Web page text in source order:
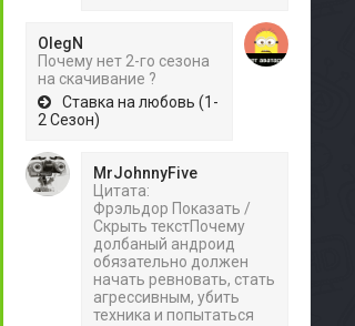
OlegN
Почему нет 2-го сезона
на скачивание ?
Ставка на любовь (1-
2 Сезон)
MrJohnnyFive
Цитата:
Фрэльдор Показать /
Скрыть текстПочему
долбаный андроид
обязательно должен
начать ревновать, стать
агрессивным, убить
техника и попытаться